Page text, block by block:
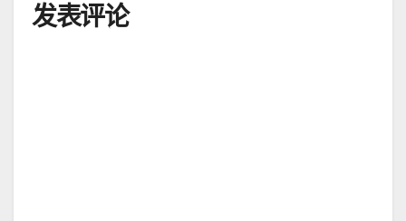
发表评论